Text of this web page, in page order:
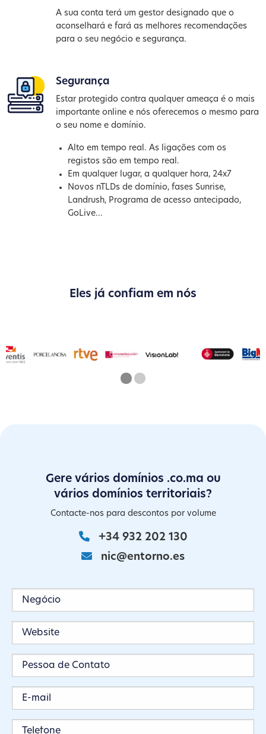
A sua conta terá um gestor designado que o
aconselhará e fará as melhores recomendações
para o seu negócio e segurança.
Segurança
Estar protegido contra qualquer ameaça é o mais
importante online e nós oferecemos o mesmo para
o seu nome e domínio.
Alto em tempo real. As ligações com os
registos são em tempo real.
Em qualquer lugar, a qualquer hora, 24x7
Novos nTLDs de domínio, fases Sunrise,
Landrush, Programa de acesso antecipado,
GoLive...
Eles já confiam em nós
One
Current Slide
Two
Gere vários domínios .co.ma ou
vários domínios territoriais?
Contacte-nos para descontos por volume
+34 932 202 130
nic@entorno.es